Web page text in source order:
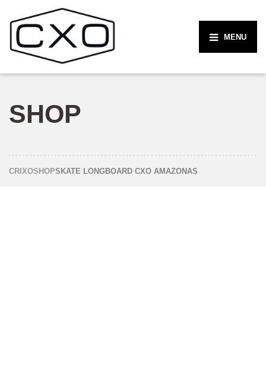
MENU
SHOP
CRIXOSHOPSKATE LONGBOARD CXO AMAZONAS